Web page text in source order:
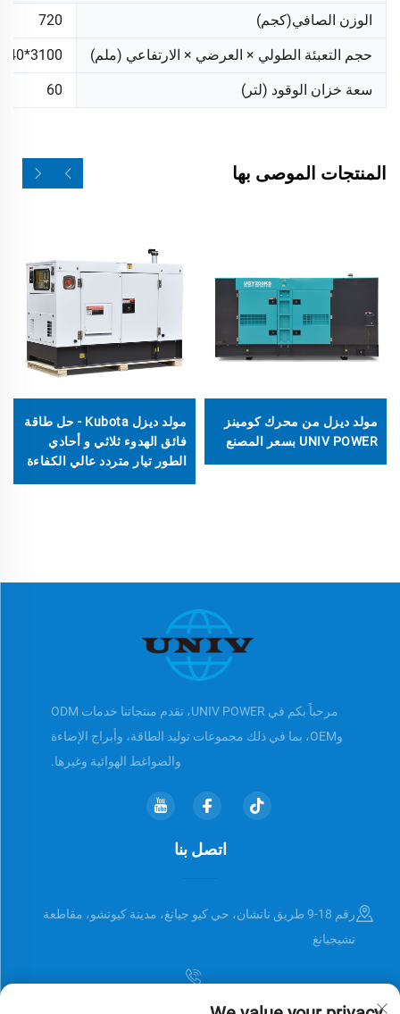
الوزن الصافي(كجم) 720
حجم التعبئة الطولي × العرضي × الارتفاعي (ملم) 3100*1640*1690
سعة خزان الوقود (لتر) 60
المنتجات الموصى بها
مولد ديزل من محرك كومينز
UNIV POWER بسعر المصنع
مولد ديزل Kubota - حل طاقة
فائق الهدوء ثلاثي و أحادي
الطور تيار متردد عالي الكفاءة
مرحباً بكم في UNIV POWER، تقدم منتجاتنا خدمات ODM
وOEM، بما في ذلك مجموعات توليد الطاقة، وأبراج الإضاءة
والضواغط الهوائية وغيرها.
اتصل بنا
رقم 18-9 طريق نانشان، حي كيو جيانغ، مدينة كيوتشو، مقاطعة
تشيجيانغ